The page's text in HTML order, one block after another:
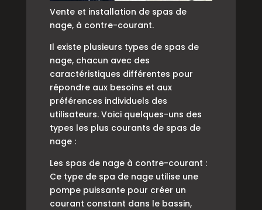
Vente et installation de spas de
nage, à contre-courant.
Il existe plusieurs types de spas de
nage, chacun avec des
caractéristiques différentes pour
répondre aux besoins et aux
préférences individuels des
utilisateurs. Voici quelques-uns des
types les plus courants de spas de
nage :
Les spas de nage à contre-courant :
Ce type de spa de nage utilise une
pompe puissante pour créer un
courant constant dans le bassin,